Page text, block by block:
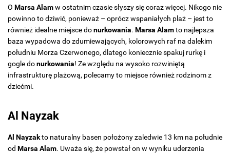
O Marsa Alamw ostatnim czasie słyszy się coraz więcej. Nikogo nie
powinno to dziwić, ponieważ – oprócz wspaniałych plaż – jest to
również idealne miejsce donurkowania. Marsa Alamto najlepsza
baza wypadowa do zdumiewających, kolorowych raf na dalekim
południu Morza Czerwonego, dlatego koniecznie spakuj rurkę i
gogle donurkowania! Ze względu na wysoko rozwiniętą
infrastrukturę plażową, polecamy to miejsce również rodzinom z
dziećmi.
Al Nayzak
Al Nayzakto naturalny basen położony zaledwie 13 km na południe
od Marsa Alam. Uważa się, że powstał on w wyniku uderzenia